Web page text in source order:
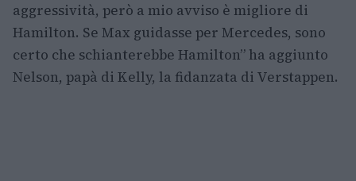
aggressività, però a mio avviso è migliore di
Hamilton. Se Max guidasse per Mercedes, sono
certo che schianterebbe Hamilton” ha aggiunto
Nelson, papà di Kelly, la fidanzata di Verstappen.